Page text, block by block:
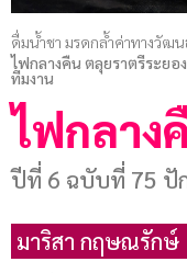
ดื่มน้ำชา มรดกล้ำค่าทางวัฒน
ไฟกลางคืน ตลุยราตรีระย
ทีมงาน
ไฟกลาง
ปีที่ 6 ฉบับที่ 75 ปั
มาริสา กฤษณรักษ์